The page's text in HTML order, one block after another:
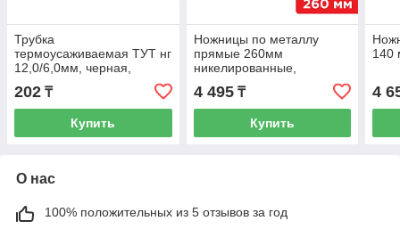
Трубка
термоусаживаемая ТУТ нг
12,0/6,0мм, черная,
упаковка 50 шт. по 1м
REXANT
202 ₸
Купить
Ножницы по металлу
прямые 260мм
никелированные,
двухкомпонентные
рукоятки REXANT 12-4630
4 495₸
Купить
140
4
О нас
100% положительных из 5 отзывов за год